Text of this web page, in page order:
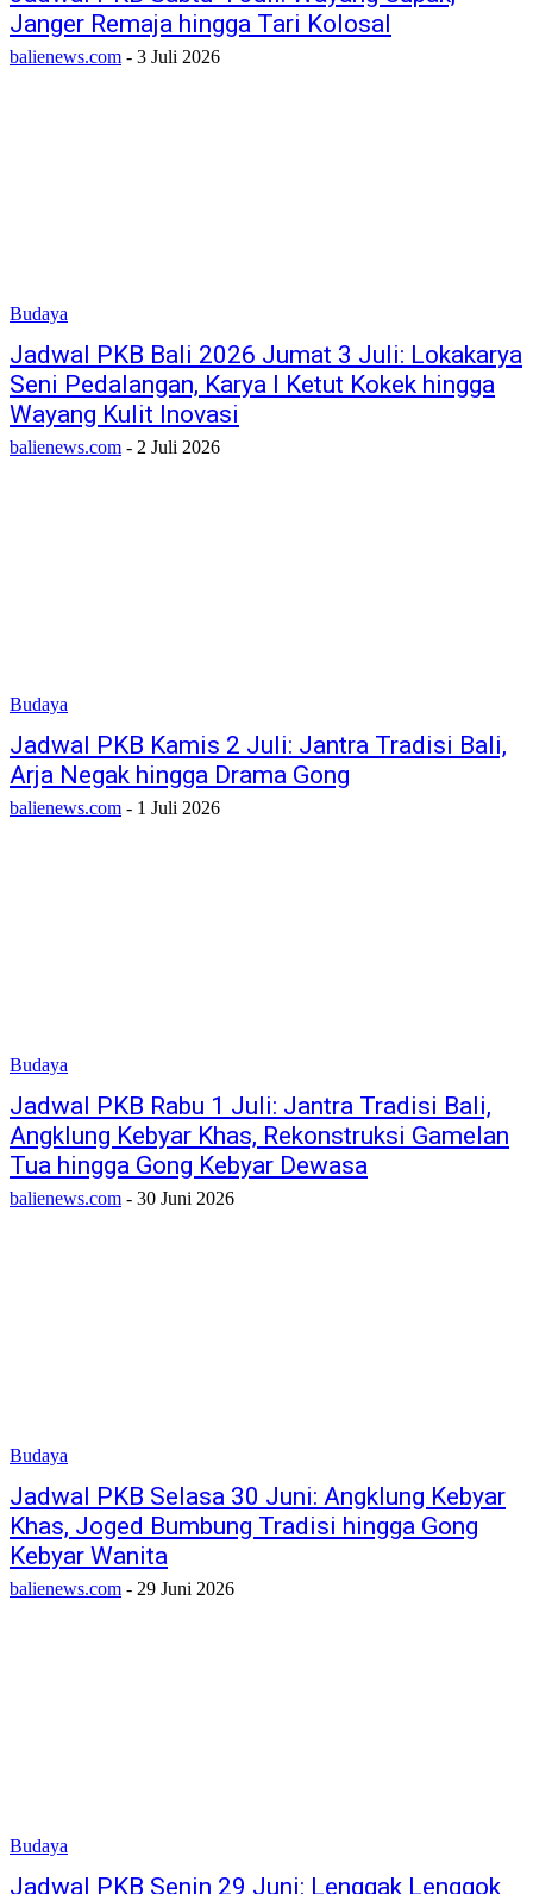
Janger Remaja hingga Tari Kolosal
balienews.com - 3 Juli 2026
Budaya
Jadwal PKB Bali 2026 Jumat 3 Juli: Lokakarya
Seni Pedalangan, Karya I Ketut Kokek hingga
Wayang Kulit Inovasi
balienews.com - 2 Juli 2026
Budaya
Jadwal PKB Kamis 2 Juli: Jantra Tradisi Bali,
Arja Negak hingga Drama Gong
balienews.com - 1 Juli 2026
Budaya
Jadwal PKB Rabu 1 Juli: Jantra Tradisi Bali,
Angklung Kebyar Khas, Rekonstruksi Gamelan
Tua hingga Gong Kebyar Dewasa
balienews.com - 30 Juni 2026
Budaya
Jadwal PKB Selasa 30 Juni: Angklung Kebyar
Khas, Joged Bumbung Tradisi hingga Gong
Kebyar Wanita
balienews.com - 29 Juni 2026
Budaya
Jadwal PKB Senin 29 Juni: Lenggak Lenggok